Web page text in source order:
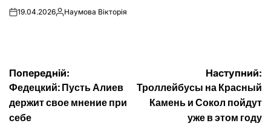
on19.04.2026Опубліковано
Наумова Вікторія
Навігація
записів
Попередній:
Федецкий: Пусть Алиев
держит свое мнение при
себе
Наступний:
Троллейбусы на Красный
Камень и Сокол пойдут
уже в этом году